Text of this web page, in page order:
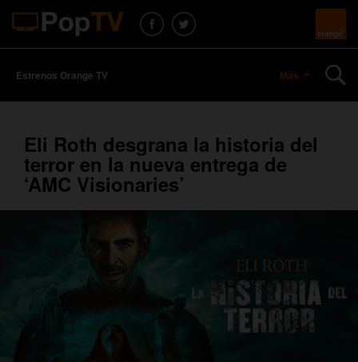
Estrenos Orange TV Más
Eli Roth desgrana la historia del
terror en la nueva entrega de
‘AMC Visionaries’